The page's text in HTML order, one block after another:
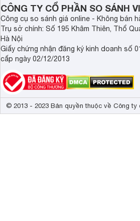
CÔNG TY CỔ PHẦN SO SÁNH
Công cụ so sánh giá online - Không bán
Trụ sở chính: Số 195 Khâm Thiên, Thổ
Hà Nội
Giấy chứng nhận đăng ký kinh doanh số
cấp ngày 02/12/2013
© 2013 - 2023 Bản quyền thuộc về Công ty